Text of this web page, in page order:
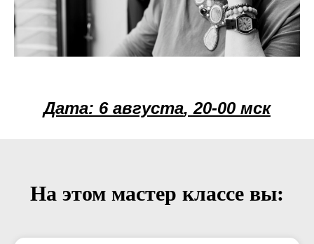
Дата: 6 августа, 20-00 мск
На этом мастер классе вы: